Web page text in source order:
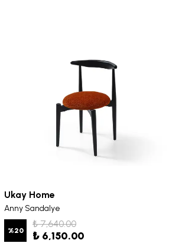
Ukay Home
Anny Sandalye
%20
₺ 7,640.00
₺ 6,150.00